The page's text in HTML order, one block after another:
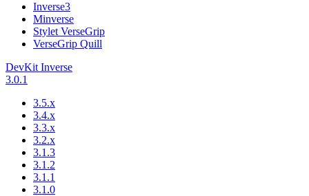
Inverse3
Minverse
Stylet VerseGrip
VerseGrip Quill
DevKit Inverse
3.0.1
3.5.x
3.4.x
3.3.x
3.2.x
3.1.3
3.1.2
3.1.1
3.1.0